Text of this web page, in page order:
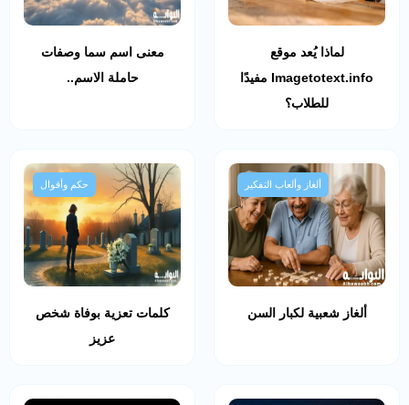
لماذا يُعد موقع
Imagetotext.info مفيدًا
للطلاب؟
معنى اسم سما وصفات
حاملة الاسم..
ألغاز وألعاب التفكير
ألغاز شعبية لكبار السن
حكم وأقوال
كلمات تعزية بوفاة شخص
عزيز